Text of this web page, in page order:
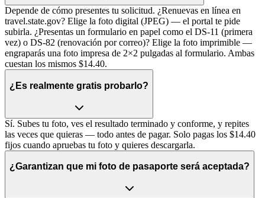
Depende de cómo presentes tu solicitud. ¿Renuevas en línea en
travel.state.gov? Elige la foto digital (JPEG) — el portal te pide
subirla. ¿Presentas un formulario en papel como el DS-11 (primera
vez) o DS-82 (renovación por correo)? Elige la foto imprimible —
engraparás una foto impresa de 2×2 pulgadas al formulario. Ambas
cuestan los mismos $14.40.
¿Es realmente gratis probarlo?
Sí. Subes tu foto, ves el resultado terminado y conforme, y repites
las veces que quieras — todo antes de pagar. Solo pagas los $14.40
fijos cuando apruebas tu foto y quieres descargarla.
¿Garantizan que mi foto de pasaporte será aceptada?